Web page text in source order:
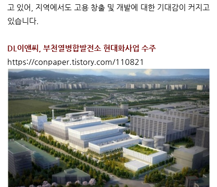
고 있어, 지역에서도 고용 창출 및 개발에 대한 기대감이 커지고
있습니다.
DL이앤씨, 부천열병합발전소 현대화사업 수주
https://conpaper.tistory.com/110821